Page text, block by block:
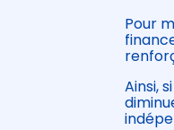
Pour
Ainsi,